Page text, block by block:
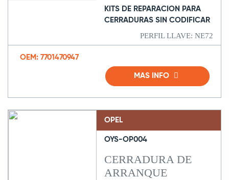
KITS DE REPARACION PARA
CERRADURAS SIN CODIFICAR
PERFIL LLAVE: NE72
OEM: 7701470947
MAS INFO
OPEL
OYS-OP004
CERRADURA DE
ARRANQUE